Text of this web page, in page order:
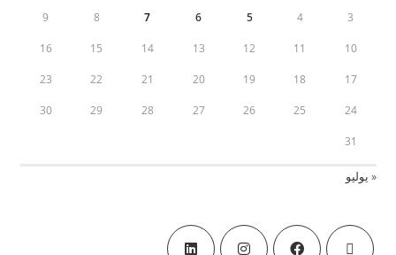
3
4
5
6
7
8
9
10
11
12
13
14
15
16
17
18
19
20
21
22
23
24
25
26
27
28
29
30
31
« يوليو